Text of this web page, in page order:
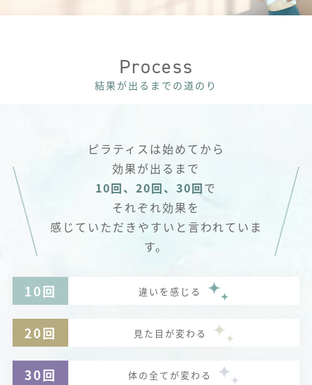
Process
結果が出るまでの道のり
ピラティスは始めてから
効果が出るまで
10回、20回、30回で
それぞれ効果を
感じていただきやすいと言われていま
す。
10回 違いを感じる
20回 見た目が変わる
30回 体の全てが変わる